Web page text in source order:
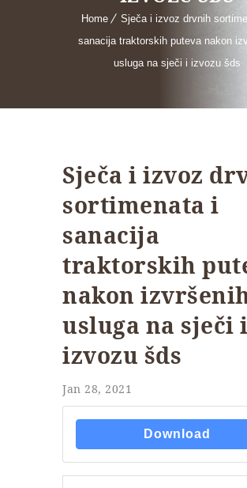
Home
Sječa i izvoz drvnih
sanacija traktorskih puteva nakon
usluga na sječi i izvozu šds
Sječa i izvoz
sortimenata i
sanacija
traktorskih
nakon
usluga na sječi i
izvozu šds
Jan 28, 2021
Download